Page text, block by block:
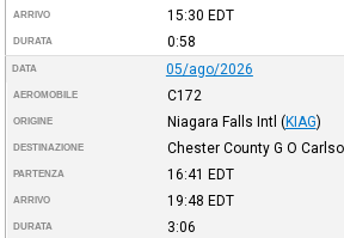
ARRIVO 15:30 EDT
DURATA 0:58
DATA 05/ago/2026
AEROMOBILE C172
ORIGINE Niagara Falls Intl (KIAG)
DESTINAZIONE Chester County G O
PARTENZA 16:41 EDT
ARRIVO 19:48 EDT
DURATA 3:06